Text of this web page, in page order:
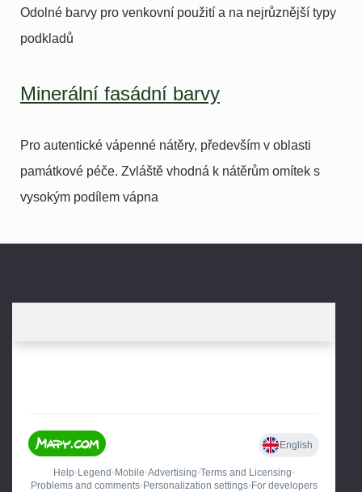
Odolné barvy pro venkovní použití a na nejrůznější typy
podkladů
Minerální fasádní barvy
Pro autentické vápenné nátěry, především v oblasti
památkové péče. Zvláště vhodná k nátěrům omítek s
vysokým podílem vápna